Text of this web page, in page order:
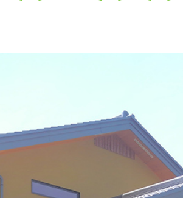
地元のビルダーを